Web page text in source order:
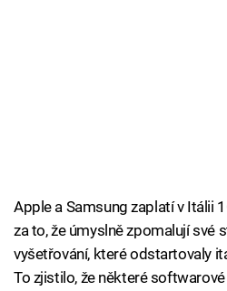
Apple a Samsung zaplatí v Itálii
za to, že úmyslně zpomalují své
vyšetřování, které odstartovaly
To zjistilo, že některé